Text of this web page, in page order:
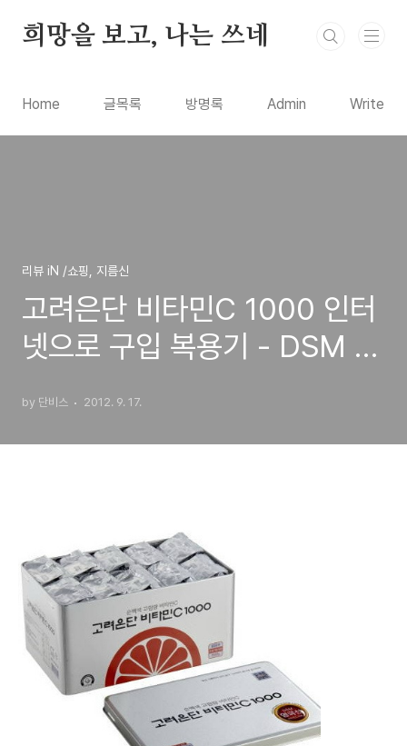
희망을 보고, 나는 쓰네
Home 글목록 방명록 Admin Write
리뷰 iN /쇼핑, 지름신
고려은단 비타민C 1000 인터
넷으로 구입 복용기 - DSM 영
C(Ascorbic Acid 97%) 원료
by 단비스 2012. 9. 17.